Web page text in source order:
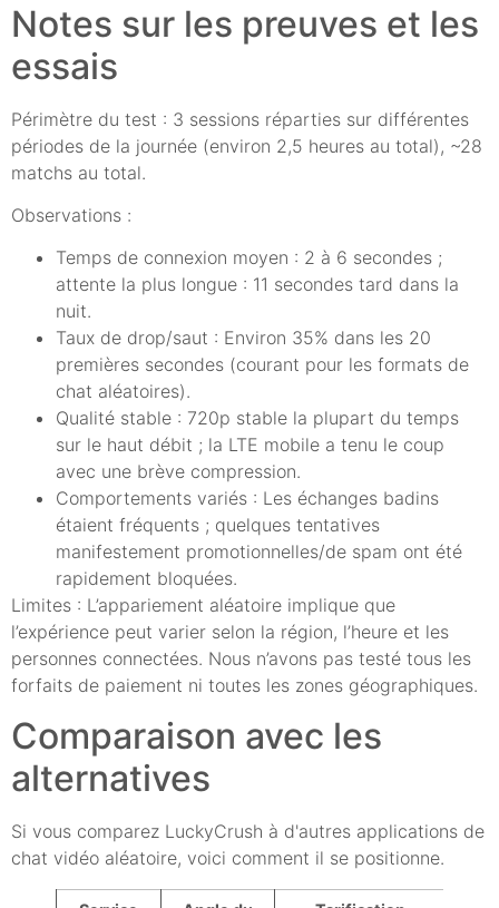
Notes sur les preuves et les
essais
Périmètre du test : 3 sessions réparties sur différentes
périodes de la journée (environ 2,5 heures au total), ~28
matchs au total.
Observations :
Temps de connexion moyen : 2 à 6 secondes ;
attente la plus longue : 11 secondes tard dans la
nuit.
Taux de drop/saut : Environ 35% dans les 20
premières secondes (courant pour les formats de
chat aléatoires).
Qualité stable : 720p stable la plupart du temps
sur le haut débit ; la LTE mobile a tenu le coup
avec une brève compression.
Comportements variés : Les échanges badins
étaient fréquents ; quelques tentatives
manifestement promotionnelles/de spam ont été
rapidement bloquées.
Limites : L’appariement aléatoire implique que
l’expérience peut varier selon la région, l’heure et les
personnes connectées. Nous n’avons pas testé tous les
forfaits de paiement ni toutes les zones géographiques.
Comparaison avec les
alternatives
Si vous comparez LuckyCrush à d'autres applications de
chat vidéo aléatoire, voici comment il se positionne.